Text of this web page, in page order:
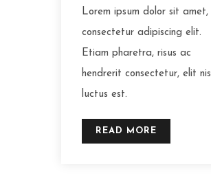
Lorem ipsum dolor sit amet,
consectetur adipiscing elit.
Etiam pharetra, risus ac
hendrerit consectetur, elit nisl
luctus est.
READ MORE